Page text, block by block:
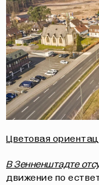
Цветовая
В Зенненштадте
движение по